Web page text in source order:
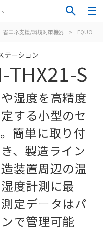
省エネ支援/環境対策機器 > EQUO環
テーション
THX21-S
湿度を高精度
する小型のセ
簡単に取り付
、製造ライン
装置周辺の温
度計測に最
定データはパ
で管理可能